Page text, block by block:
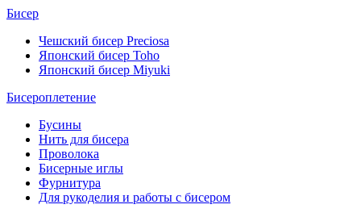
Бисер
Чешский бисер Preciosa
Японский бисер Toho
Японский бисер Miyuki
Бисероплетение
Бусины
Нить для бисера
Проволока
Бисерные иглы
Фурнитура
Для рукоделия и работы с бисером